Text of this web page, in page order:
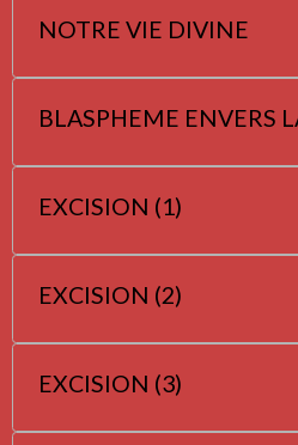
NOTRE VIE DIVINE
BLASPHEME ENVERS
EXCISION (1)
EXCISION (2)
EXCISION (3)